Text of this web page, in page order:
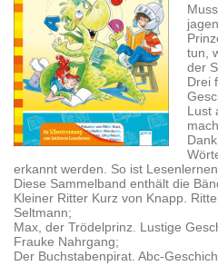
tun,
der
Drei
Lust
erkannt werden. So ist
Diese Sammelband enthält die
Kleiner Ritter Kurz von Knapp.
Seltmann;
Max, der Trödelprinz. Lustige
Frauke Nahrgang;
Der Buchstabenpirat. Abc-